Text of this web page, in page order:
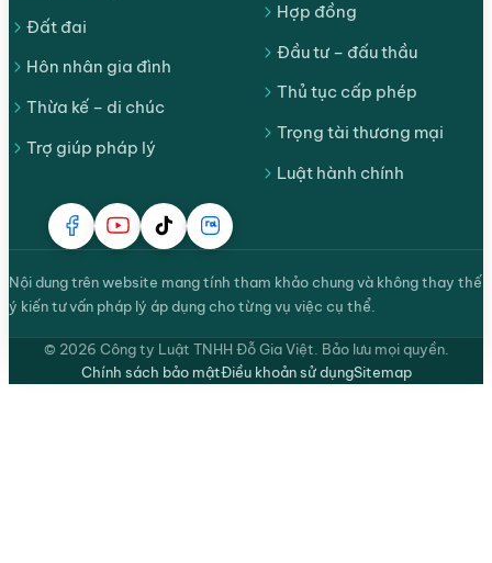
Đất đai
Hôn nhân gia đình
Thừa kế – di chúc
Trợ giúp pháp lý
Hợp đồng
Đầu tư – đấu thầu
Thủ tục cấp phép
Trọng tài thương mại
Luật hành chính
Nội dung trên website mang tính tham khảo chung và không thay thế
ý kiến tư vấn pháp lý áp dụng cho từng vụ việc cụ thể.
© 2026 Công ty Luật TNHH Đỗ Gia Việt. Bảo lưu mọi quyền.
Chính sách bảo mậtĐiều khoản sử dụngSitemap